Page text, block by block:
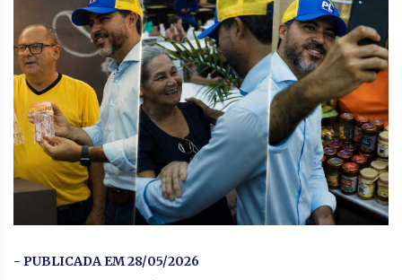
- PUBLICADA EM 28/05/2026